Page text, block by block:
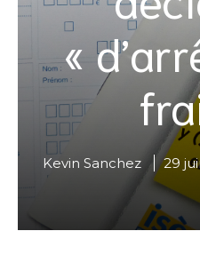
«
Kevin Sanchez 29